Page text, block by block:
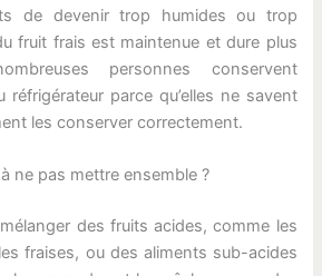
de devenir trop humides ou trop
fruit frais est maintenue et dure plus
personnes conservent
parce qu’elles ne savent
les conserver correctement.
ne pas mettre ensemble ?
des fruits acides, comme les
fraises, ou des aliments sub-acides